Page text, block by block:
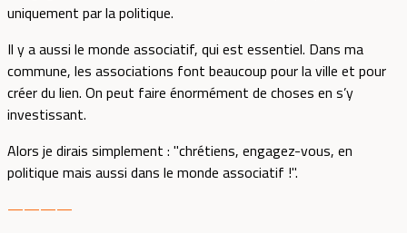
uniquement par la politique.
Il y a aussi le monde associatif, qui est essentiel. Dans ma
commune, les associations font beaucoup pour la ville et pour
créer du lien. On peut faire énormément de choses en s’y
investissant.
Alors je dirais simplement : "chrétiens, engagez-vous, en
politique mais aussi dans le monde associatif !".
————